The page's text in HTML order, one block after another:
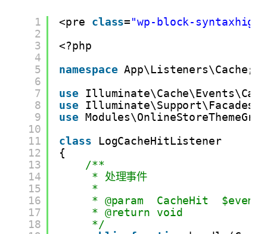
1
2
3
4
5
6
7
8
9
10
11
12
13
14
15
16
17
18
<pre class="wp-block-
<?php
namespace App\Listeners\Cache;
use
use
use
class
LogCacheHitListener
{
/**
* 处理事件
*
* @param  CacheHit  $event
* @return void
*/